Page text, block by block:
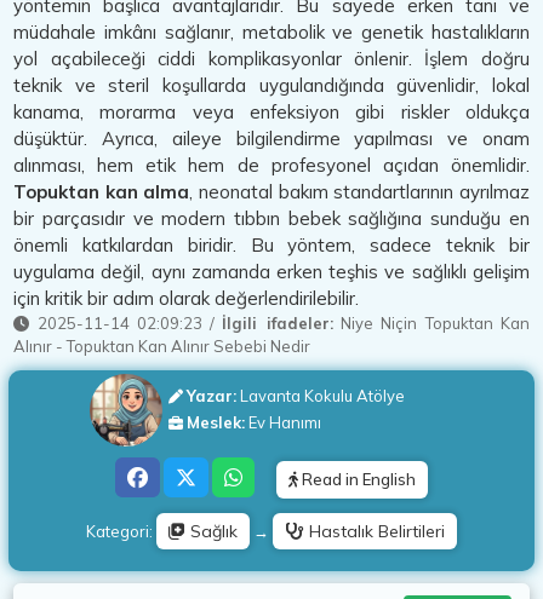
yöntemin başlıca avantajlarıdır. Bu sayede erken tanı ve
müdahale imkânı sağlanır, metabolik ve genetik hastalıkların
yol açabileceği ciddi komplikasyonlar önlenir. İşlem doğru
teknik ve steril koşullarda uygulandığında güvenlidir, lokal
kanama, morarma veya enfeksiyon gibi riskler oldukça
düşüktür. Ayrıca, aileye bilgilendirme yapılması ve onam
alınması, hem etik hem de profesyonel açıdan önemlidir.
Topuktan kan alma, neonatal bakım standartlarının ayrılmaz
bir parçasıdır ve modern tıbbın bebek sağlığına sunduğu en
önemli katkılardan biridir. Bu yöntem, sadece teknik bir
uygulama değil, aynı zamanda erken teşhis ve sağlıklı gelişim
için kritik bir adım olarak değerlendirilebilir.
2025-11-14 02:09:23 / İlgili ifadeler: Niye Niçin Topuktan Kan
Alınır -Topuktan Kan Alınır Sebebi Nedir
Yazar:Lavanta Kokulu Atölye
Meslek:Ev Hanımı
Kategori: Sağlık → Hastalık Belirtileri
Read in English